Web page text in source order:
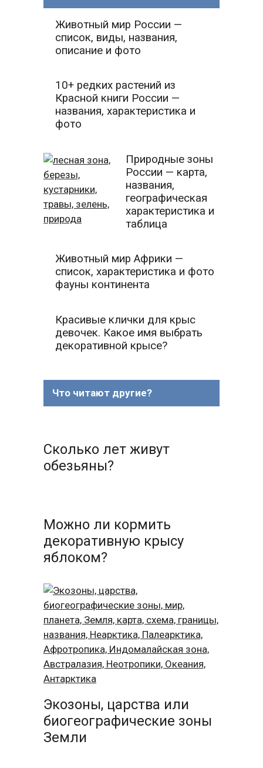
Животный мир России —
список, виды, названия,
описание и фото
10+ редких растений из
Красной книги России —
названия, характеристика и
фото
Природные зоны
России — карта,
названия,
географическая
характеристика и
таблица
Животный мир Африки —
список, характеристика и фото
фауны континента
Красивые клички для крыс
девочек. Какое имя выбрать
декоративной крысе?
Что читают другие?
Сколько лет живут
обезьяны?
Можно ли кормить
декоративную крысу
яблоком?
Экозоны, царства или
биогеографические зоны
Земли